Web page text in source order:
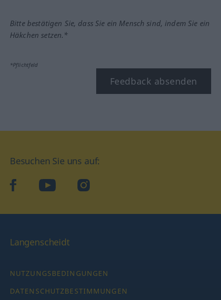
Bitte bestätigen Sie, dass Sie ein Mensch sind, indem Sie ein
Häkchen setzen.*
*Pflichtfeld
Feedback absenden
Besuchen Sie uns auf:
facebookYouTube Instagram
Langenscheidt
NUTZUNGSBEDINGUNGEN
DATENSCHUTZBESTIMMUNGEN